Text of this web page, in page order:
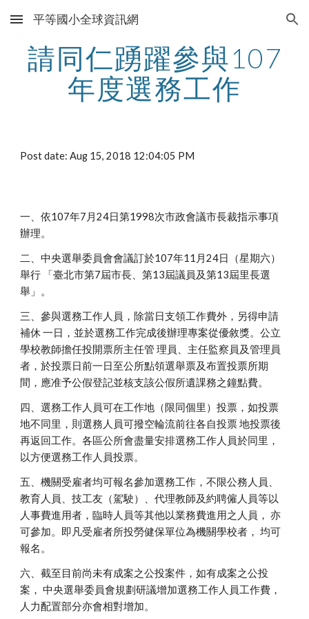
Skip to main content Skip to navigation
平等國小全球資訊網
請同仁踴躍參與107
年度選務工作
Post date: Aug 15, 2018 12:04:05 PM
一、依107年7月24日第1998次市政會議市長裁指示事項
辦理。
二、中央選舉委員會會議訂於107年11月24日（星期六）
舉行 「臺北市第7屆市長、第13屆議員及第13屆里長選
舉」。
三、參與選務工作人員，除當日支領工作費外，另得申請
補休 一日，並於選務工作完成後辦理專案從優敘獎。公立
學校教師擔任投開票所主任管 理員、主任監察員及管理員
者，於投票日前一日至公所點領選舉票及布置投票所期
間，應准予公假登記並核支該公假所遺課務之鐘點費。
四、選務工作人員可在工作地（限同個里）投票，如投票
地不同里，則選務人員可撥空輪流前往各自投票 地投票後
再返回工作。各區公所會盡量安排選務工作人員於同里，
以方便選務工作人員投票。
五、機關受雇者均可報名參加選務工作，不限公務人員、
教育人員、技工友（駕駛）、代理教師及約聘僱人員等以
人事費進用者，臨時人員等其他以業務費進用之人員， 亦
可參加。即凡受雇者所投勞健保單位為機關學校者， 均可
報名。
六、截至目前尚未有成案之公投案件，如有成案之公投
案， 中央選舉委員會規劃研議增加選務工作人員工作費，
人力配置部分亦會相對增加。